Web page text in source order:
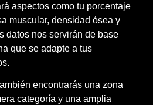
aspectos como tu porcentaje
muscular, densidad ósea y
datos nos servirán de base
que se adapte a tus
encontrarás una zona
categoría y una amplia